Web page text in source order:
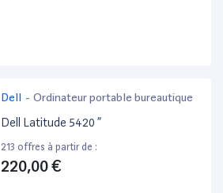
Dell - Ordinateur portable bureautique
Dell Latitude 5420 ”
213 offres à partir de :
220,00 €